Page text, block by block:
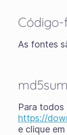
As fontes
md5sum
Para
https://
e clique